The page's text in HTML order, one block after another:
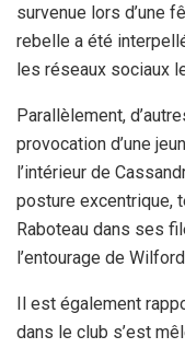
survenue lors d’une
rebelle a été
les réseaux sociaux
Parallèlement,
provocation d’une
l’intérieur de
posture excentrique,
Raboteau dans ses
l’entourage de
Il est également
dans le club s’est